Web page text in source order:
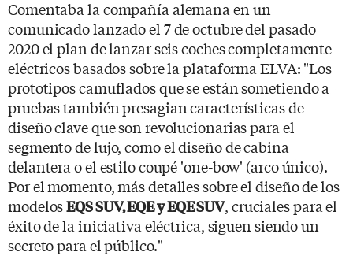
Comentaba la compañía alemana en un
comunicado lanzado el 7 de octubre del pasado
2020 el plan de lanzar seis coches completamente
eléctricos basados sobre la plataforma ELVA: "Los
prototipos camuflados que se están sometiendo a
pruebas también presagian características de
diseño clave que son revolucionarias para el
segmento de lujo, como el diseño de cabina
delantera o el estilo coupé 'one-bow' (arco único).
Por el momento, más detalles sobre el diseño de los
modelosEQS SUV, EQE y EQE SUV, cruciales para el
éxito de la iniciativa eléctrica, siguen siendo un
secreto para el público."